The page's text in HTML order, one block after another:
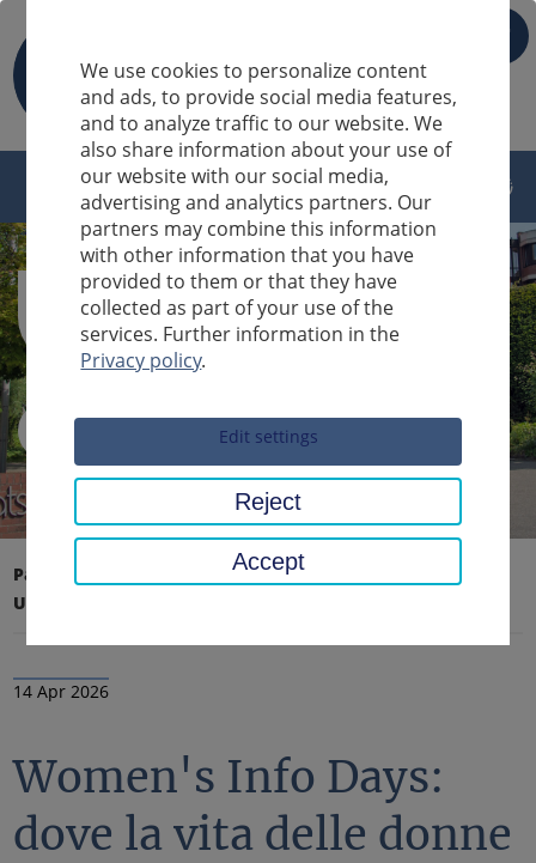
Sucheingabe
Pagina iniziale
Ufficio distrettuale, distretto
Ultime notizie
14 Apr 2026
Women's Info Days:
dove la vita delle donne
We use cookies to personalize content
and ads, to provide social media features,
and to analyze traffic to our website. We
also share information about your use of
our website with our social media,
advertising and analytics partners. Our
partners may combine this information
with other information that you have
provided to them or that they have
collected as part of your use of the
services. Further information in the
Privacy policy.
Edit settings
Reject
Accept